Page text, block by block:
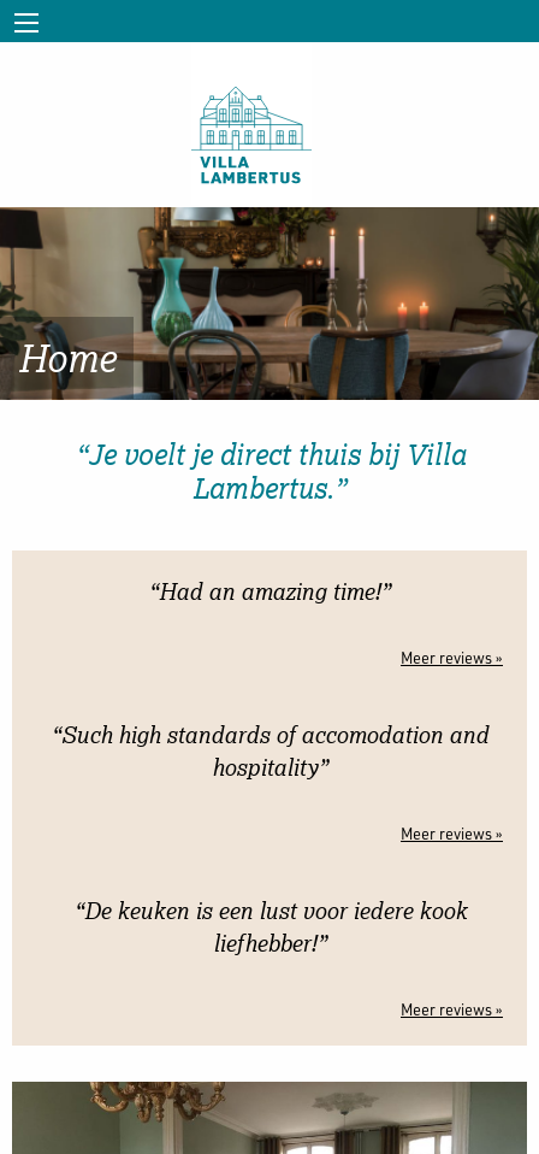
Home
“Je voelt je direct thuis bij Villa
Lambertus.”
“Had an amazing time!”
Meer reviews »
“Such high standards of accomodation and
hospitality”
Meer reviews »
“De keuken is een lust voor iedere kook
liefhebber!”
Meer reviews »